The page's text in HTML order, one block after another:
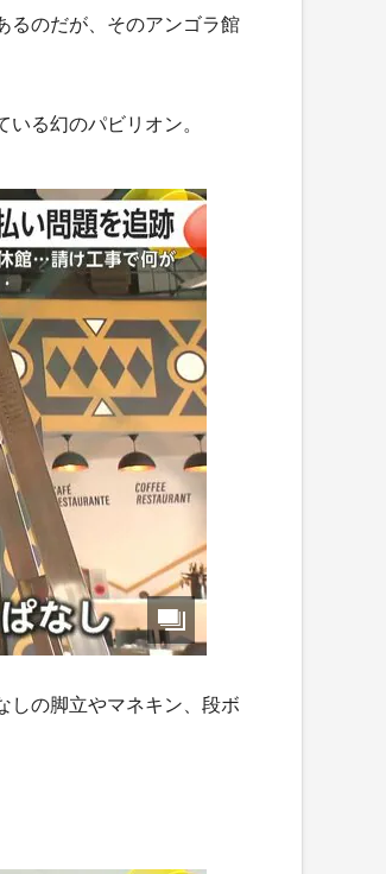
るのだが、そのアンゴラ館
る幻のパビリオン。
しの脚立やマネキン、段ボ